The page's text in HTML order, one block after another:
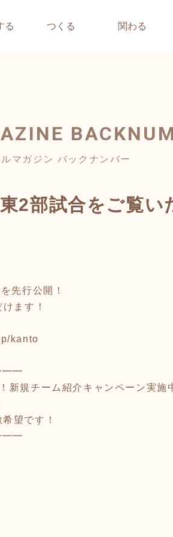
る つくる 関わる
ルマガジン バックナンバー
2部試合をご覧い
先行公開！
ます！
kanto
新規チーム紹介キャンペーン実施
望です！